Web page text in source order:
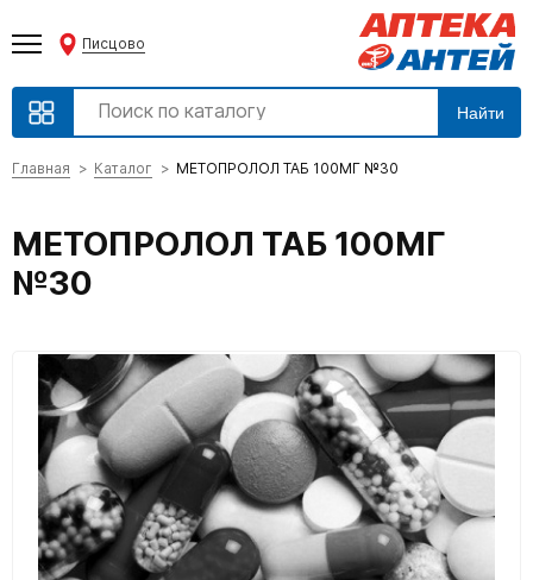
Писцово
Найти
Главная Каталог МЕТОПРОЛОЛ ТАБ 100МГ №30
МЕТОПРОЛОЛ ТАБ 100МГ
№30